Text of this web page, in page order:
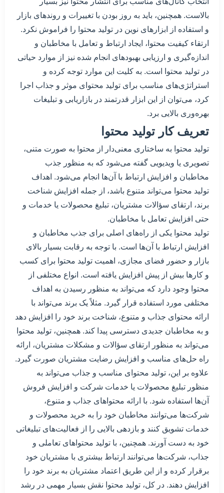
بالاست. همچنین، باید به روز بودن با تغییرات و روندهای بازار
و استفاده از ابزارهای نوین در تولید محتوا را فراموش نکرد.
ارتقاء کیفیت محتوا، ایجاد ارتباط و تعامل با مخاطبان و
اندازه‌گیری و ارزیابی بهبود‌های انجام شده نیز از موارد حیاتی
در تولید محتوا است. به کلیت این موارد توجه کرده و
استراتژی‌های مناسب برای تولید محتوای موثر و جذاب اجرا
کرد، می‌توان از این ابزار قدرتمند در بازاریابی و تبلیغات
بهره‌وری بالایی برد.
تعریف کار تولید محتوا
تولید محتوا به ساختاری معنی‌دار از محتوا به صورت متنی،
تصویری یا ویدیویی گفته می‌شود که به منظور جذب
مخاطبان و افزایش ارتباط با آن‌ها انجام می‌شود. اهداف
تولید محتوا می‌تواند متنوع باشد، از جمله افزایش شناخت
برند، ارتقای سؤالات مشتریان، تبلیغ محصولات یا خدمات و
حتی افزایش تعامل با مخاطبان.
تولید محتوا یکی از راه‌های اصلی برای جذب مخاطبان و
افزایش ارتباط با آن‌ها است. با توجه به رقابت بسیار بالای
بازار و حضور فضای مجازی، اهمیت تولید محتوا برای کسب
و کارها بیش از پیش افزایش یافته است. انواع مختلفی از
محتوا وجود دارد که می‌تواند به منظور رسیدن به اهداف
مختلفی مورد استفاده قرار گیرد. مثلاً یک برند می‌تواند با
ارائه محتوای جذاب و متنوع، شناخت برند خود را افزایش دهد
و به مخاطبان جدیدی دسترسی پیدا کند. همچنین، تولید محتوا
می‌تواند به منظور ارتقای سؤالات و مشکلات مشتریان، ارائه
راه حل‌های مناسب و افزایش رضایت مشتریان صورت گیرد.
علاوه بر این، تولید محتوای مناسب و جذاب می‌تواند به
منظور تبلیغ محصولات یا خدمات شرکت و افزایش فروش
آن‌ها استفاده شود. با ارائه محتواهای جذاب و متنوع،
شرکت‌ها می‌توانند مخاطبان خود را به خرید محصولات و
خدمات تشویق کنند و بازدهی بالایی را از فعالیت‌های تبلیغاتی
خود به دست آورند. همچنین، با تولید محتواهای تعاملی و
جذاب، شرکت‌ها می‌توانند ارتباط بیشتری با مشتریان خود
برقرار کرده و از این طریق اعتماد مشتریان به برند خود را
افزایش دهند. در کل، تولید محتوا نقش بسیار مهمی در رشد